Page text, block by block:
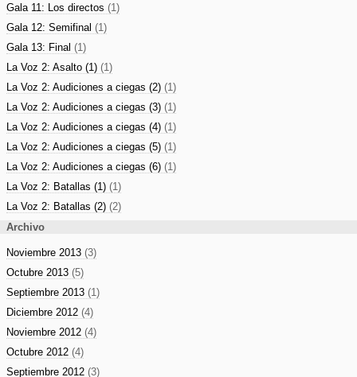
Gala 11: Los directos (1)
Gala 12: Semifinal (1)
Gala 13: Final (1)
La Voz 2: Asalto (1) (1)
La Voz 2: Audiciones a ciegas (2) (1)
La Voz 2: Audiciones a ciegas (3) (1)
La Voz 2: Audiciones a ciegas (4) (1)
La Voz 2: Audiciones a ciegas (5) (1)
La Voz 2: Audiciones a ciegas (6) (1)
La Voz 2: Batallas (1) (1)
La Voz 2: Batallas (2) (2)
Archivo
Noviembre 2013 (3)
Octubre 2013 (5)
Septiembre 2013 (1)
Diciembre 2012 (4)
Noviembre 2012 (4)
Octubre 2012 (4)
Septiembre 2012 (3)